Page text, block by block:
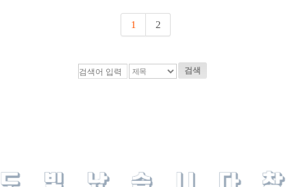
1 2
검색